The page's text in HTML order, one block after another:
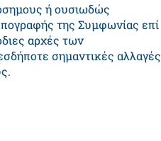
ή ουσιωδώς
της Συμφωνίας επί
αρχές των
σημαντικές αλλαγές